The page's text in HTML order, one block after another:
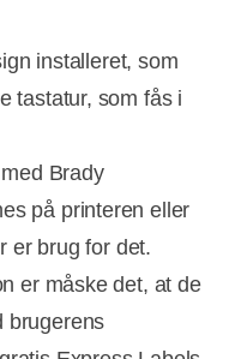
installeret, som
tastatur, som fås i
Brady
på printeren eller
er brug for det.
er måske det, at de
brugerens